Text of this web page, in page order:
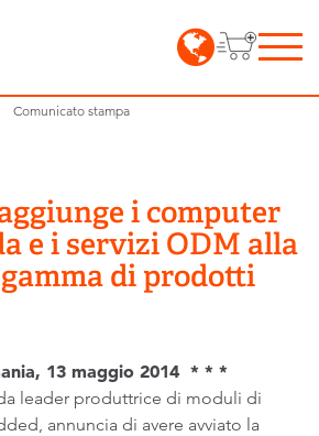
Comunicato stampa
i computer
e i servizi ODM alla
di prodotti
13 maggio 2014 * * *
leader produttrice di moduli di
annuncia di avere avviato la